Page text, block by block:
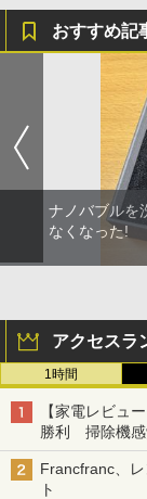
おすすめ記
ナノバブルを
なくなった!
アクセスラ
1時間
【家電レビュ
勝利 掃除機感
Francfranc、
ト